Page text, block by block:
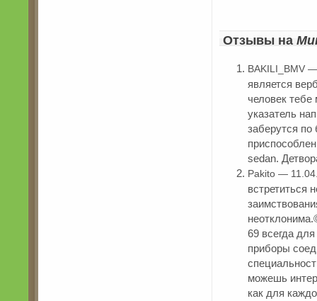
Отзывы на
BAKILI_BMV
является
человек тебе
указатель
заберутся
sedan.
Pakito —
встретиться
69 всегда
приборы
можешь
как для